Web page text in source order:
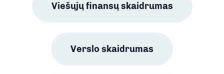
Viešųjų finansų skaidrumas
Verslo skaidrumas